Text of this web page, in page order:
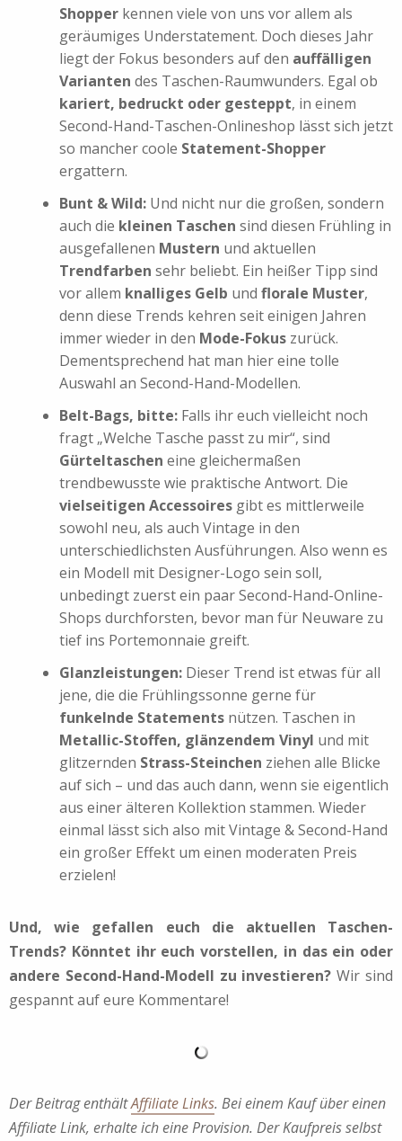
Shopper kennen viele von uns vor allem als
geräumiges Understatement. Doch dieses Jahr
liegt der Fokus besonders auf den auffälligen
Varianten des Taschen-Raumwunders. Egal ob
kariert, bedruckt oder gesteppt, in einem
Second-Hand-Taschen-Onlineshop lässt sich jetzt
so mancher coole Statement-Shopper
ergattern.
Bunt & Wild: Und nicht nur die großen, sondern
auch die kleinen Taschen sind diesen Frühling in
ausgefallenen Mustern und aktuellen
Trendfarben sehr beliebt. Ein heißer Tipp sind
vor allem knalliges Gelb und florale Muster,
denn diese Trends kehren seit einigen Jahren
immer wieder in den Mode-Fokus zurück.
Dementsprechend hat man hier eine tolle
Auswahl an Second-Hand-Modellen.
Belt-Bags, bitte: Falls ihr euch vielleicht noch
fragt „Welche Tasche passt zu mir“, sind
Gürteltaschen eine gleichermaßen
trendbewusste wie praktische Antwort. Die
vielseitigen Accessoires gibt es mittlerweile
sowohl neu, als auch Vintage in den
unterschiedlichsten Ausführungen. Also wenn es
ein Modell mit Designer-Logo sein soll,
unbedingt zuerst ein paar Second-Hand-Online-
Shops durchforsten, bevor man für Neuware zu
tief ins Portemonnaie greift.
Glanzleistungen: Dieser Trend ist etwas für all
jene, die die Frühlingssonne gerne für
funkelnde Statements nützen. Taschen in
Metallic-Stoffen, glänzendem Vinyl und mit
glitzernden Strass-Steinchen ziehen alle Blicke
auf sich – und das auch dann, wenn sie eigentlich
aus einer älteren Kollektion stammen. Wieder
einmal lässt sich also mit Vintage & Second-Hand
ein großer Effekt um einen moderaten Preis
erzielen!
Und, wie gefallen euch die aktuellen Taschen-
Trends? Könntet ihr euch vorstellen, in das ein oder
andere Second-Hand-Modell zu investieren? Wir sind
gespannt auf eure Kommentare!
Der Beitrag enthältAffiliate Links. Bei einem Kauf über einen
Affiliate Link, erhalte ich eine Provision. Der Kaufpreis selbst